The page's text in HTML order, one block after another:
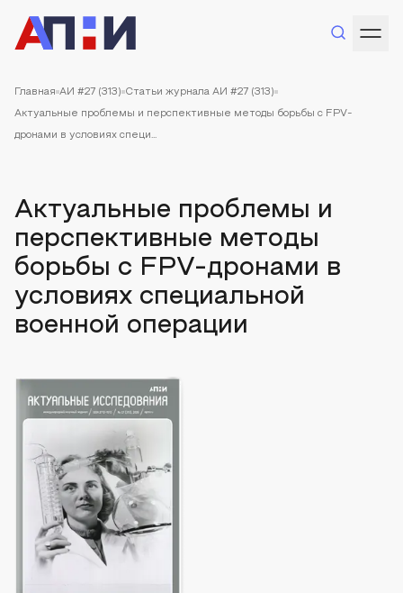
Главная АИ #27 (313) Статьи журнала АИ #27 (313)
Актуальные проблемы и перспективные методы борьбы с FPV-
дронами в условиях специ...
Актуальные проблемы и
перспективные методы
борьбы с FPV-дронами в
условиях специальной
военной операции